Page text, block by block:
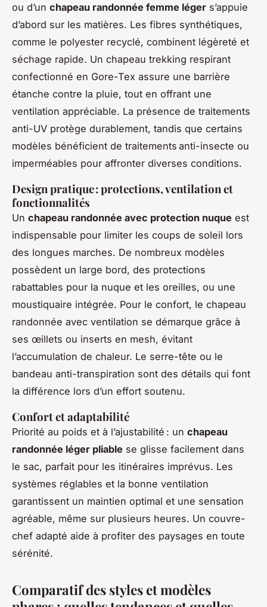
ou d’un chapeau randonnée femme léger s’appuie
d’abord sur les matières. Les fibres synthétiques,
comme le polyester recyclé, combinent légèreté et
séchage rapide. Un chapeau trekking respirant
confectionné en Gore-Tex assure une barrière
étanche contre la pluie, tout en offrant une
ventilation appréciable. La présence de traitements
anti-UV protège durablement, tandis que certains
modèles bénéficient de traitements anti-insecte ou
imperméables pour affronter diverses conditions.
Design pratique : protections, ventilation et
fonctionnalités
Un chapeau randonnée avec protection nuque est
indispensable pour limiter les coups de soleil lors
des longues marches. De nombreux modèles
possèdent un large bord, des protections
rabattables pour la nuque et les oreilles, ou une
moustiquaire intégrée. Pour le confort, le chapeau
randonnée avec ventilation se démarque grâce à
ses œillets ou inserts en mesh, évitant
l’accumulation de chaleur. Le serre-tête ou le
bandeau anti-transpiration sont des détails qui font
la différence lors d’un effort soutenu.
Confort et adaptabilité
Priorité au poids et à l’ajustabilité : un chapeau
randonnée léger pliable se glisse facilement dans
le sac, parfait pour les itinéraires imprévus. Les
systèmes réglables et la bonne ventilation
garantissent un maintien optimal et une sensation
agréable, même sur plusieurs heures. Un couvre-
chef adapté aide à profiter des paysages en toute
sérénité.
Comparatif des styles et modèles